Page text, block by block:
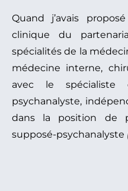
Quand j’avais
clinique du
spécialités de la
médecine interne,
avec le
psychanalyste,
dans la position de
supposé-psychanalyste